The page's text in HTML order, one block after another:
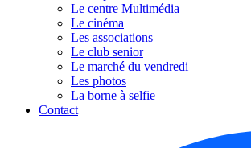
Le centre Multimédia
Le cinéma
Les associations
Le club senior
Le marché du vendredi
Les photos
La borne à selfie
Contact